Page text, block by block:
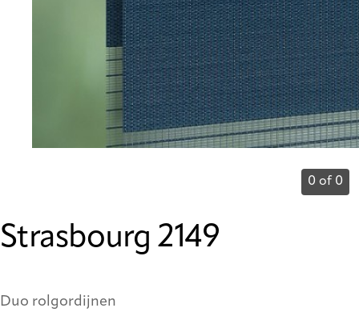
0 of 0
Strasbourg 2149
Duo rolgordijnen